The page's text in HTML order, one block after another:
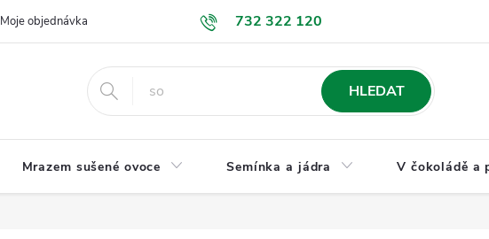
732 322 120
Moje objednávka GDPR a ochrana osobních údajů Jak nakupovat
HLEDAT
Mrazem sušené ovoce Semínka a jádra V čokoládě a